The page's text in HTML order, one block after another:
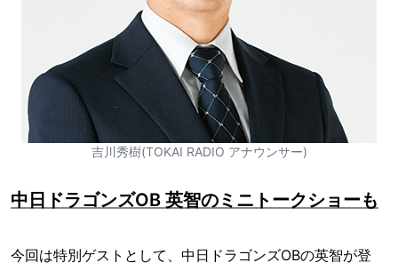
吉川秀樹(TOKAI RADIO アナウンサー)
中日ドラゴンズOB 英智のミニトークショーも
今回は特別ゲストとして、中日ドラゴンズOBの英智が登